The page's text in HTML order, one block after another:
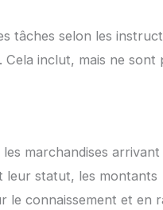
tâches selon les
Cela inclut, mais ne sont
marchandises arrivant
leur statut, les montants
le connaissement et en